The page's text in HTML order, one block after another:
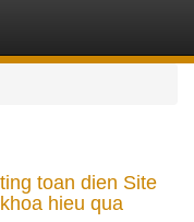
toan dien Site
hieu qua